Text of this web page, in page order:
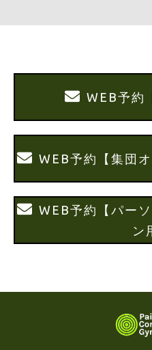
WEB予約
WEB予約【集団
WEB予約【パー
ン